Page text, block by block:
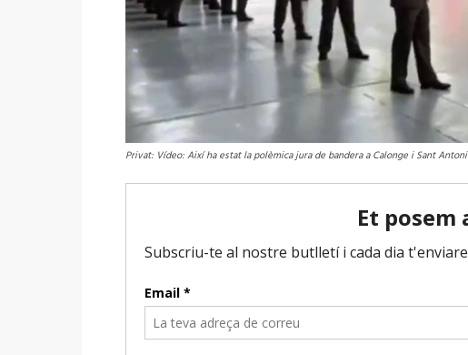
Privat: Vídeo: Així ha estat la polèmica jura de bandera a Calonge i Sant Antoni